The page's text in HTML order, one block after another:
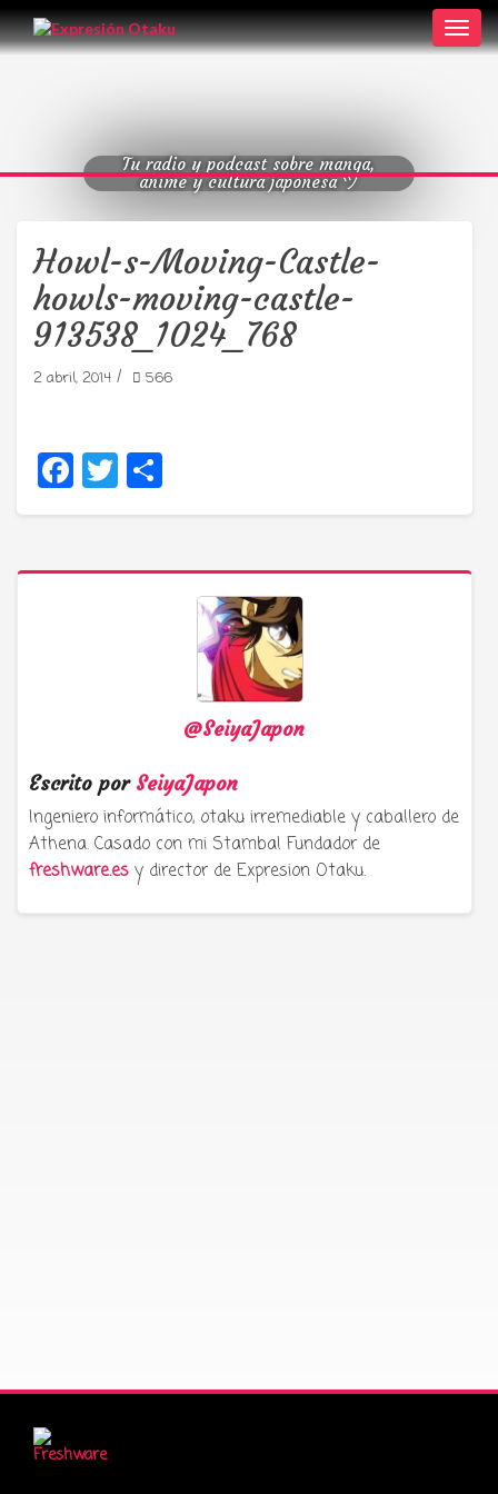
Tu radio y podcast sobre manga,
anime y cultura japonesa ツ
Howl-s-Moving-Castle-
howls-moving-castle-
913538_1024_768
2 abril, 2014 / 566
Facebook
Twitter
@SeiyaJapon
Escrito por SeiyaJapon
Ingeniero informático, otaku irremediable y caballero de
Athena. Casado con mi Stamba! Fundador de
freshware.es y director de Expresion Otaku.